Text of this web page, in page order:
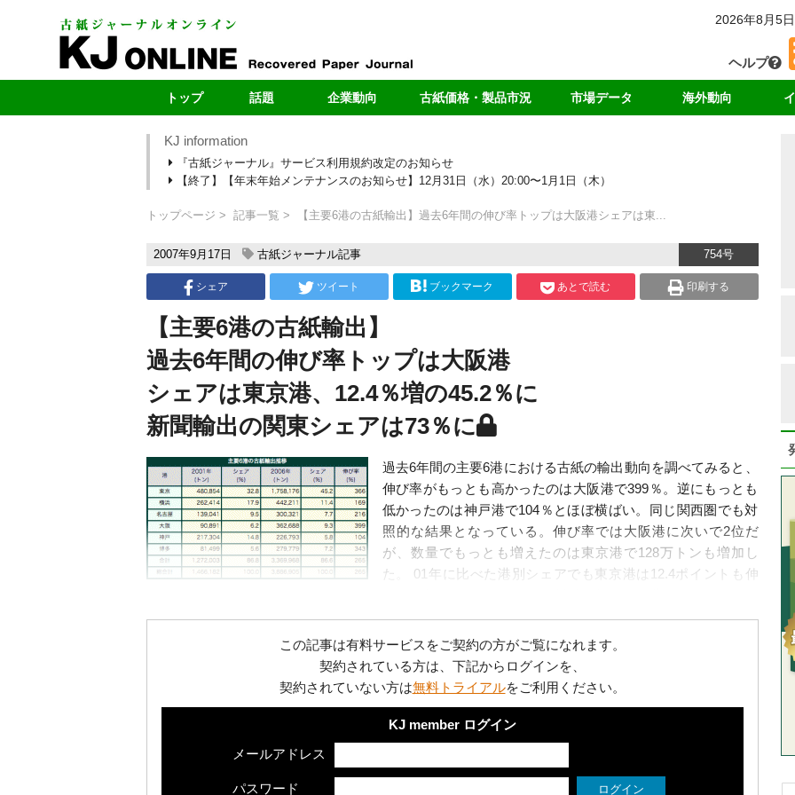
2026年8月5
ヘルプ
トップ 話題
最新のお知らせ
新型コロナ
段原紙の転抄・輸出
企業動向
自治体
ヤードレポート
新規ヤード
古紙価格・製品市況
輸出価格
製品価格
海外市況
市場データ
中国の輸入量
各種統計データ
海外動向
KJ information
『古紙ジャーナル』サービス利用規約改定のお知らせ
【終了】【年末年始メンテナンスのお知らせ】12月31日（水）20:00〜1月1日（木）
トップページ 記事一覧 【主要6港の古紙輸出】過去6年間の伸び率トップは大阪港シェアは東...
2007年9月17日 古紙ジャーナル記事 754号
シェア ツイート ブックマーク あとで読む 印刷する
【主要6港の古紙輸出】
過去6年間の伸び率トップは大阪港
シェアは東京港、12.4％増の45.2％に
新聞輸出の関東シェアは73％に
過去6年間の主要6港における古紙の輸出動向を調べてみると、
伸び率がもっとも高かったのは大阪港で399％。逆にもっとも
低かったのは神戸港で104％とほぼ横ばい。同じ関西圏でも対
照的な結果となっている。伸び率では大阪港に次いで2位だ
が、数量でもっとも増えたのは東京港で128万トンも増加し
た。 01年に比べた港別シェアでも東京港は12.4ポイントも伸
この記事は有料サービスをご契約の方がご覧になれます。
契約されている方は、下記からログインを、
契約されていない方は無料トライアルをご利用ください。
KJ member ログイン
メールアドレス
パスワード